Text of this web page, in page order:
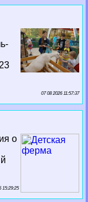
07 08 2026 11:57:37
о
15:29:25